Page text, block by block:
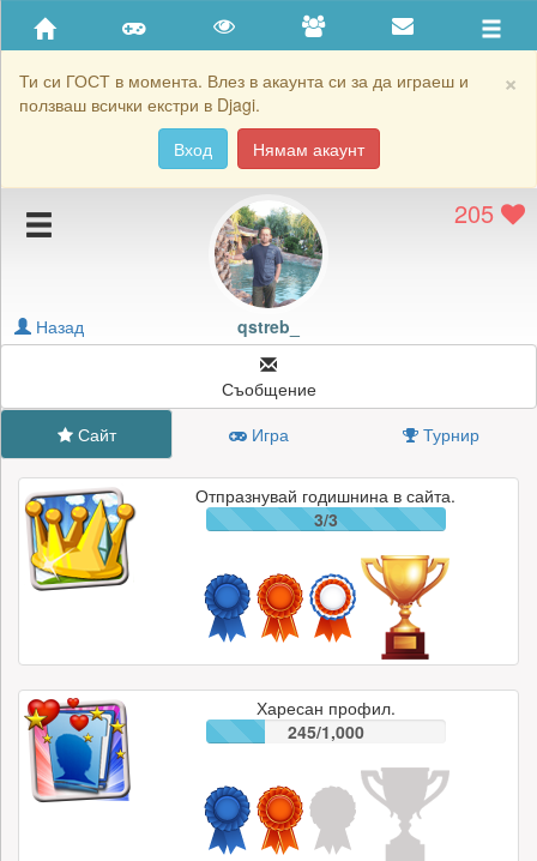
×
Ти си ГОСТ в момента. Влез в акаунта си за да играеш и
ползваш всички екстри в Djagi.
Вход
Нямам акаунт
Приятели
Хронология на игри
Подаръците на qstreb_
Картичките на qstreb_
Блокирай qstreb_
205
qstreb_
Назад
Съобщение
Сайт
Игра Турнир
Отпразнувай годишнина в сайта.
3/3
Харесан профил.
245/1,000